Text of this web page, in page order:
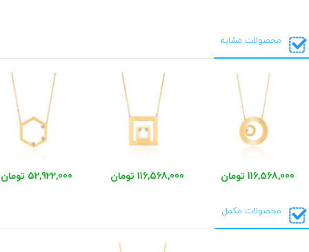
محصولات مشابه
116,568,000 تومان 116,568,000 تومان 52,922,000 تومان
محصولات مکمل